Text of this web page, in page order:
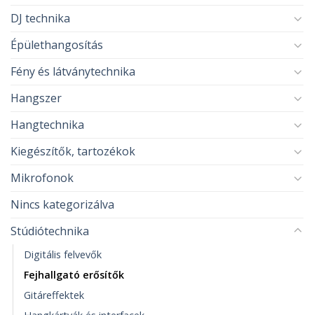
DJ technika
Épülethangosítás
Fény és látványtechnika
Hangszer
Hangtechnika
Kiegészítők, tartozékok
Mikrofonok
Nincs kategorizálva
Stúdiótechnika
Digitális felvevők
Fejhallgató erősítők
Gitáreffektek